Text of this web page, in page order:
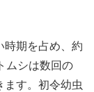
時期を占め、約
ムシは数回の
ます。初令幼虫